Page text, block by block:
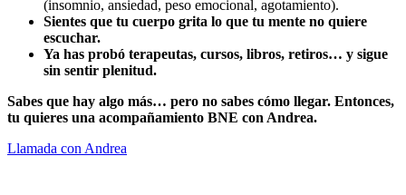
(insomnio, ansiedad, peso emocional, agotamiento).
Sientes que tu cuerpo grita lo que tu mente no quiere
escuchar.
Ya has probó terapeutas, cursos, libros, retiros… y sigue
sin sentir plenitud.
Sabes que hay algo más… pero no sabes cómo llegar. Entonces,
tu quieres una acompañamiento BNE con Andrea.
Llamada con Andrea